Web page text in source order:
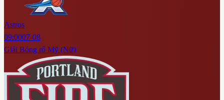
Astros
09:0007-08
Giải Bóng rổ Mỹ (Nữ)